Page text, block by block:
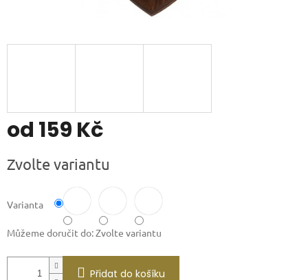
od 159 Kč
cena:
Zvolte variantu
Varianta
Můžeme doručit do:Zvolte variantu
Přidat do košíku